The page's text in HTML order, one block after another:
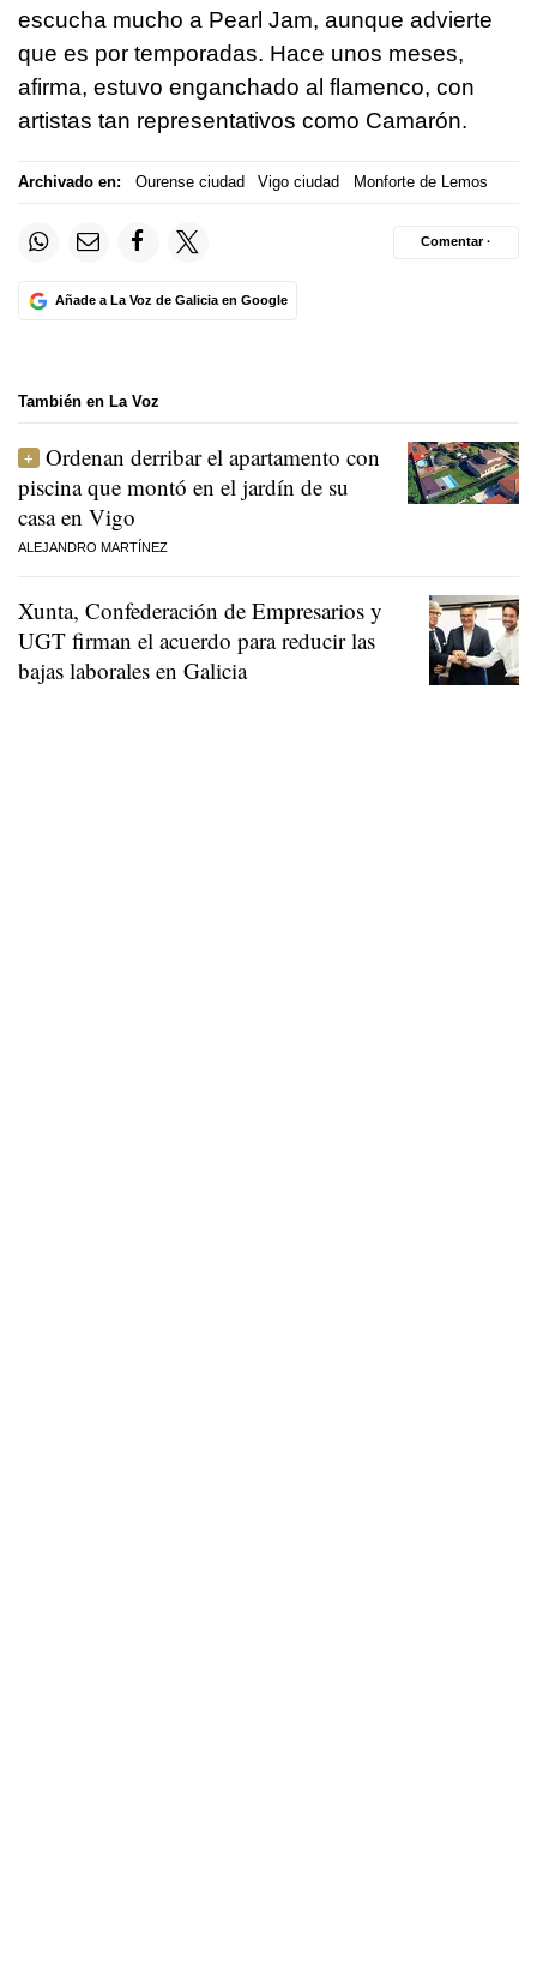
escucha mucho a Pearl Jam, aunque advierte
que es por temporadas. Hace unos meses,
afirma, estuvo enganchado al flamenco, con
artistas tan representativos como Camarón.
Archivado en: Ourense ciudad Vigo ciudad Monforte de Lemos
Añade a La Voz de Galicia en Google
Comentar ·
También en La Voz
Ordenan derribar el apartamento con
piscina que montó en el jardín de su
casa en Vigo
ALEJANDRO MARTÍNEZ
Xunta, Confederación de Empresarios y
UGT firman el acuerdo para reducir las
bajas laborales en Galicia